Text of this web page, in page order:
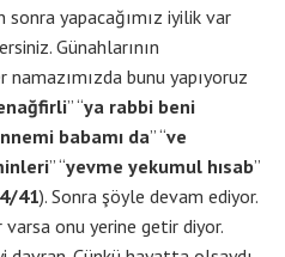
yapacağımız iyilik var
Günahlarının
namazımızda bunu yapıyoruz
” “ya rabbi beni
babamı da” “ve
” “yevme yekumul hısab”
41). Sonra şöyle devam ediyor.
onu yerine getir diyor.